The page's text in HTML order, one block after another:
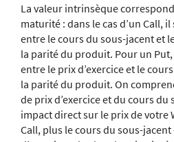
La valeur intrinsèque
maturité : dans le cas d’un Call,
entre le cours du sous-jacent et
la parité du produit. Pour un Put,
entre le prix d’exercice et le
la parité du produit. On
de prix d’exercice et du cours
impact direct sur le prix de votre
Call, plus le cours du sous-